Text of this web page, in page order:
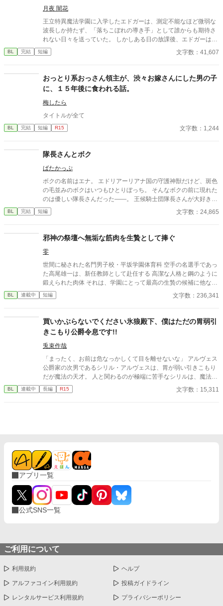
ます
月夜 闇花
王立特異魔法学園に入学したエドガーは、測定不能なほど微弱な
波長しか持たず、「落ちこぼれの導き手」として誰からも期待さ
れない日々を送っていた。 しかしある日の放課後、エドガーは学
園で最も恐れられる最強の戦闘魔術教官、レオン・ヴァレンタイ
ンの秘密を知ってしまう。 強大すぎる魔力ゆえに、五感が暴走す
底知れぬ静かな波長は、世界で唯一、彼の苦痛を完全に溶かすこ
とができるものだった。 「お前は、俺の専属の導き手になるん
だ」 痛みを癒やしたことで、冷酷なはずの最強教官から底なしの
執着と溺愛を向けられるようになり――！？ 孤独な二人の魂が共
鳴する、極上の救済と溺愛の学園ファンタジー。 ※センチネルバ
ースをベースにした独自設定（特異覚醒者×導き手）です。
BL 完結 短編 文字数：41,607
おっとり系おっさん領主が、渋々お嫁さんにした男の子
に、１５年後に食われる話。
梅したら
タイトルが全て
BL 完結 短編 R15 文字数：1,244
隊長さんとボク
ばたかっぷ
ボクの名前はエナ。 エドリアーリアナ国の守護神獣だけど、斑色
の毛並みのボクはいつもひとりぼっち。 そんなボクの前に現れた
のは優しい隊長さんだった――。 王候騎士団隊長さんが大好きな
小動物が頑張る、なんちゃってファンタジーです。 きゅ～きゅ～
鳴くもふもふな小動物とそのもふもふを愛でる隊長さんで構成さ
ジーをお求めの方は回れ右でお願いします～m(_ _)m
BL 完結 短編 文字数：24,865
邪神の祭壇へ無垢な筋肉を生贄として捧ぐ
零
世間に秘された名門男子校・平坂学園体育科 空手の名選手であっ
た高尾雄一は、新任教師として赴任する 高潔な人格と鋼のように
鍛えられた肉体 それは、学園にとって最高の生贄の候補に他なら
なかった 至高の筋肉を持つ、精神を削られ意志をなくした青年を
太古の神に捧げるため、“水”、“風”、“土”の信奉者達が暗躍する 意
校で繰り広げられるダークファンタジー
BL 連載中 短編 文字数：236,341
買いかぶらないでください氷狼殿下、僕はただの胃弱引
きこもり公爵令息です!!
兎束作哉
「まったく、お前は危なっかしくて目を離せないな」 アルヴェス
公爵家の次男であるシリル・アルヴェスは、胃が弱い引きこもり
だが魔法の天才。 人と関わるのが極端に苦手なシリルは、魔法事
業で儲けたお金で建てた温室でぬくぬくハッピー引きこもりライ
フを送っていた。 そんなある日、シリルは双子の姉が学園で何者
恐れられているディオン・オラージュ第二王子殿下だった。 しか
も、ディオンは変装していたシリルを一発で見破って……？ 「こ
の事件、俺たちで解決するぞ。それまで、貴様は俺と相部屋だ」
「きょ、拒否権は……？」 不愛想で冷たく、黒いうわさが絶えな
いディオンはなぜか次第に過保護になっていき……？ 人を寄せ付
けない氷狼王子×胃弱引きこもり公爵令息の胃薬必須の学園ファ
ンタジー!! ※ライトBLです。 ※毎日0：00更新です。 ※カクヨム
BL 連載中 長編 R15 文字数：15,311
アプリ一覧
公式SNS一覧
ご利用について
利用規約 ヘルプ
アルファコイン利用規約 投稿ガイドライン
レンタルサービス利用規約 プライバシーポリシー